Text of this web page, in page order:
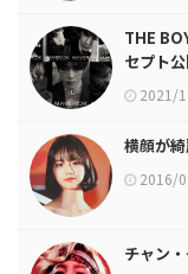
THE
セプト
2021/
横顔が
2016/
チャン